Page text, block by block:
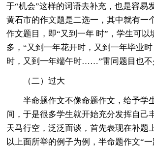
于“机会”这样的词语去补充，也是容易
黄石市的作文题是二选一，其中就有一
作文题目，即“又到一年 时”，学生可以
多，“又到一年花开时，又到一年毕业
时，又到一年端午时……”雷同题目也不
（二）过大
半命题作文不像命题作文，给予学
间，于是很多学生就开始充分发挥自己
天马行空，泛泛而谈，首先表现在补题
以上面所举的例子为例，半命题作文“